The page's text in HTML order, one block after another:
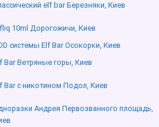
elf bar Березняки, Киев
10ml Дорогожичи, Киев
системы Elf Bar Осокорки, Киев
Bar Ветряные горы, Киев
Bar с никотином Подол, Киев
Андрея Первозванного площадь,